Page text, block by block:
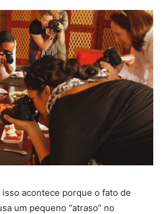
acontece porque o fato de
um pequeno “atraso” no